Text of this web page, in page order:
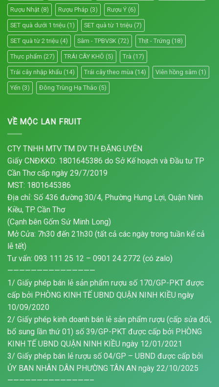
Rượu Nhật (8) Rượu Pháp (3) Rượu Ý (6)
SET quà dưới 1 triệu (1) SET quà từ 1 triệu (7)
SET quà từ 2 triệu (4) Sâm - TPBVSK (72) Thịt - Trứng (18)
Thực phẩm (27) TRÁI CÂY KHÔ (5) Trà (17)
Trái cây nhập khẩu (14) Trái cây theo mùa (14) Viên hồng sâm (1)
Yến (3) Đông Trùng Hạ Thảo (5)
VỀ MỘC LAN FRUIT
CTY TNHH MTV TM DV TH ĐẶNG UYÊN
Giấy CNĐKKD: 1801645386 do Sở Kế hoạch và Đầu tư TP
Cần Thơ cấp ngày 29/7/2019
MST: 1801645386
Địa chỉ: Số 436 đường 30/4, Phường Hưng Lợi, Quận Ninh
Kiều, TP. Cần Thơ
(Cạnh bên Gốm Sứ Minh Long)
Mở Cửa: 7h30 đến 21h30 (tất cả các ngày trong tuần kể cả
lễ tết)
Tư vấn: 093 111 25 12 – 0901 24 2772 (có zalo)
———————————————
1/ Giấy phép bán lẻ sản phẩm rượu số 170/GP-PKT được
cấp bởi PHÒNG KINH TẾ UBND QUẬN NINH KIỀU ngày
10/09/2020
2/ Giấy phép kinh doanh bán lẻ sản phẩm rượu (cấp sửa đổi,
bổ sung lần thứ 01) số 39/GP-PKT được cấp bởi PHÒNG
KINH TẾ UBND QUẬN NINH KIỀU ngày 12/01/2021
3/ Giấy phép bán lẻ rượu số 04/GP – UBND được cấp bởi
ỦY BAN NHÂN DÂN PHƯỜNG TÂN AN ngày 22/10/2025
——————————————–